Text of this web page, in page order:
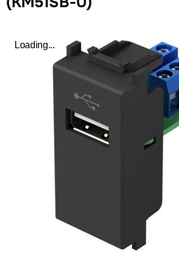
Loading...